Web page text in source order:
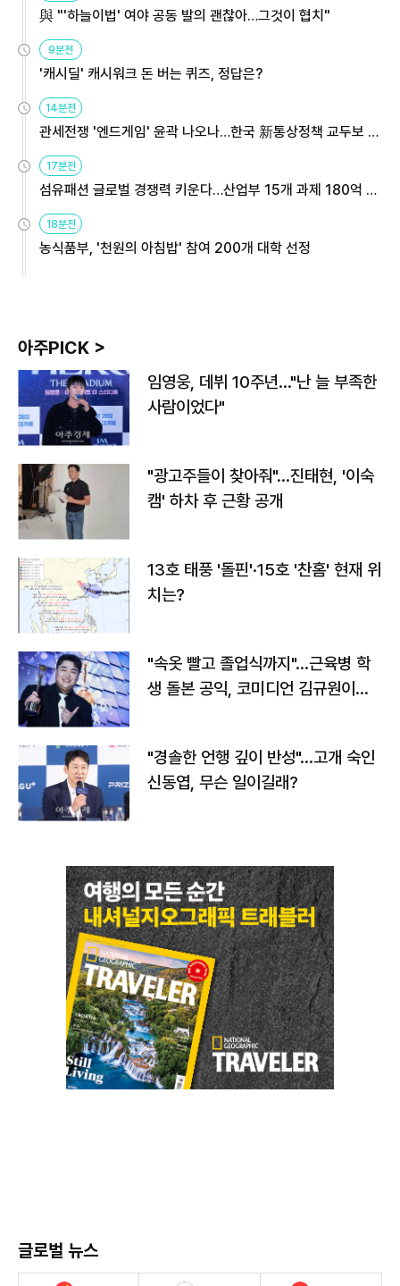
與 "'하늘이법' 여야 공동 발의 괜찮아…그것이 협치"
9분전
'캐시딜' 캐시워크 돈 버는 퀴즈, 정답은?
14분전
관세전쟁 '엔드게임' 윤곽 나오나…한국 新통상정책 교두보 활
17분전
섬유패션 글로벌 경쟁력 키운다…산업부 15개 과제 180억 지
18분전
농식품부, '천원의 아침밥' 참여 200개 대학 선정
아주PICK >
임영웅, 데뷔 10주년…"난 늘 부족한
사람이었다"
"광고주들이 찾아줘"…진태현, '이숙
캠' 하차 후 근황 공개
13호 태풍 '돌핀'·15호 '찬홈' 현재 위
치는?
"속옷 빨고 졸업식까지"…근육병 학
생 돌본 공익, 코미디언 김규원이었
"경솔한 언행 깊이 반성"…고개 숙인
신동엽, 무슨 일이길래?
글로벌 뉴스